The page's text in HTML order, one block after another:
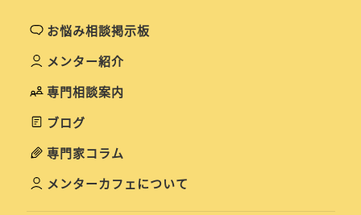
お悩み相談掲示板
メンター紹介
専門相談案内
ブログ
専門家コラム
メンターカフェについて